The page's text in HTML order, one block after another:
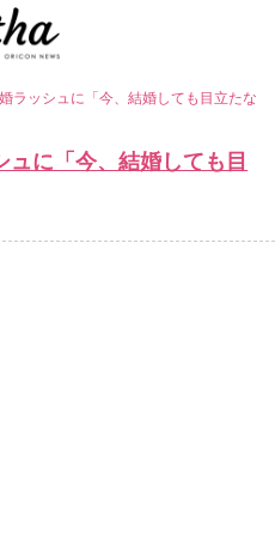
ラッシュに「今、結婚しても目立たな
に「今、結婚しても目